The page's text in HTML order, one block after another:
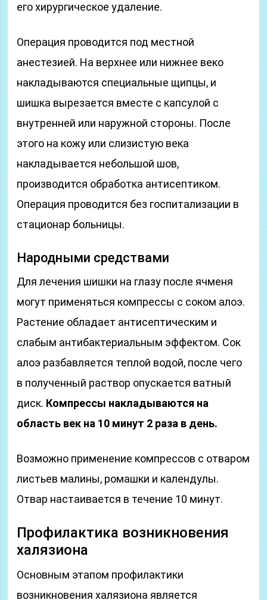
его хирургическое удаление.
Операция проводится под местной
анестезией. На верхнее или нижнее веко
накладываются специальные щипцы, и
шишка вырезается вместе с капсулой с
внутренней или наружной стороны. После
этого на кожу или слизистую века
накладывается небольшой шов,
производится обработка антисептиком.
Операция проводится без госпитализации в
стационар больницы.
Народными средствами
Для лечения шишки на глазу после ячменя
могут применяться компрессы с соком алоэ.
Растение обладает антисептическим и
слабым антибактериальным эффектом. Сок
алоэ разбавляется теплой водой, после чего
в полученный раствор опускается ватный
диск. Компрессы накладываются на
область век на 10 минут 2 раза в день.
Возможно применение компрессов с отваром
листьев малины, ромашки и календулы.
Отвар настаивается в течение 10 минут.
Профилактика возникновения
халязиона
Основным этапом профилактики
возникновения халязиона является